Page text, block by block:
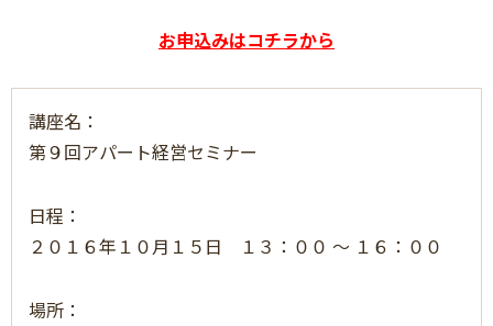
お申込みはコチラから
講座名：
第９回アパート経営セミナー
日程：
２０１６年１０月１５日 １３：００ ～ １６：００
場所：